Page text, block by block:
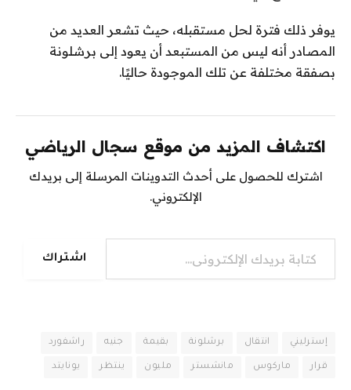
يوفر ذلك فترة لحل مستقبله، حيث تشعر العديد من
المصادر أنه ليس من المستبعد أن يعود إلى برشلونة
بصفقة مختلفة عن تلك الموجودة حاليًا.
اكتشاف المزيد من موقع سجال الرياضي
اشترك للحصول على أحدث التدوينات المرسلة إلى بريدك
الإلكتروني.
كتابة بريدك الإلكتروني...
اشتراك
إسترليني انتقال برشلونة بقيمة جنيه راشفورد
قرار ماركوس مانشستر مليون ينتظر يونايتد